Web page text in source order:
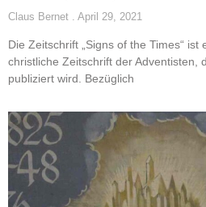
Claus Bernet April 29, 2021
Die Zeitschrift „Signs of the Times“ ist
christliche Zeitschrift der Adventisten,
publiziert wird. Bezüglich